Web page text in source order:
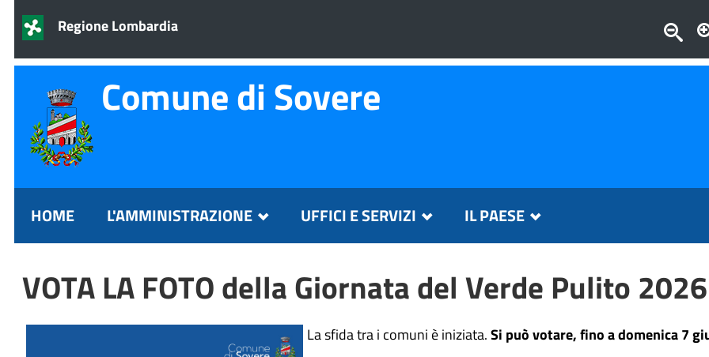
Regione Lombardia
Comune di Sovere
HOME L'AMMINISTRAZIONE UFFICI E SERVIZI IL PAESE
VOTA LA FOTO della Giornata del Verde Pulito
La sfida tra i comuni è iniziata.Si può votare, fino a domenica 7